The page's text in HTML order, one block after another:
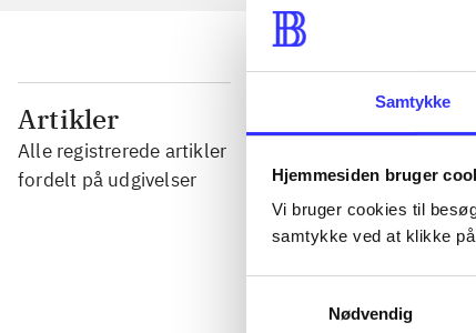
Samtykke
Hjemmesiden bruger
Vi bruger cookies til
samtykke ved at klikke
Nødvendig
Artikler
Alle registrerede artikler
fordelt på udgivelser
...
...
...
...